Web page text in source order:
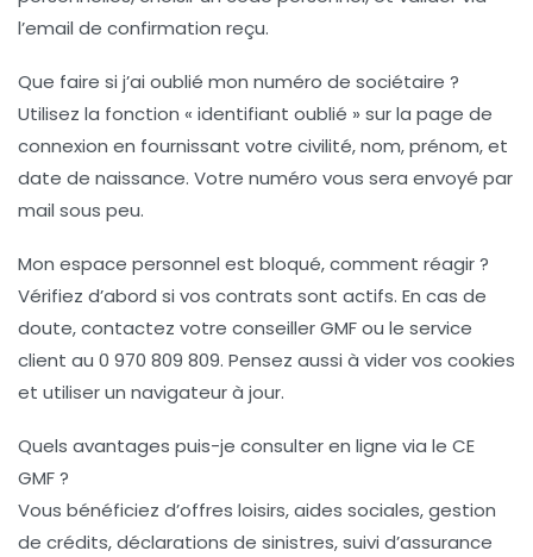
l’email de confirmation reçu.
Que faire si j’ai oublié mon numéro de sociétaire ?
Utilisez la fonction « identifiant oublié » sur la page de
connexion en fournissant votre civilité, nom, prénom, et
date de naissance. Votre numéro vous sera envoyé par
mail sous peu.
Mon espace personnel est bloqué, comment réagir ?
Vérifiez d’abord si vos contrats sont actifs. En cas de
doute, contactez votre conseiller GMF ou le service
client au 0 970 809 809. Pensez aussi à vider vos cookies
et utiliser un navigateur à jour.
Quels avantages puis-je consulter en ligne via le CE
GMF ?
Vous bénéficiez d’offres loisirs, aides sociales, gestion
de crédits, déclarations de sinistres, suivi d’assurance